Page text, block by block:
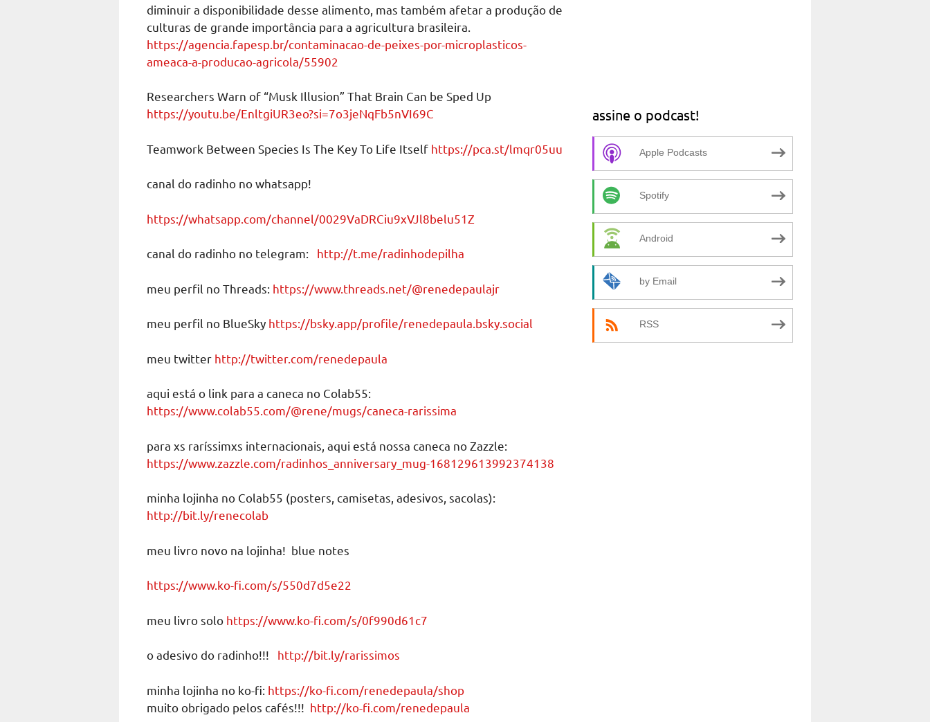
diminuir a disponibilidade desse alimento, mas também afetar a produção de
culturas de grande importância para a agricultura brasileira.
https://agencia.fapesp.br/contaminacao-de-peixes-por-microplasticos-
ameaca-a-producao-agricola/55902
Researchers Warn of “Musk Illusion” That Brain Can be Sped Up
https://youtu.be/EnltgiUR3eo?si=7o3jeNqFb5nVI69C
Teamwork Between Species Is The Key To Life Itself https://pca.st/lmqr05uu
canal do radinho no whatsapp!
https://whatsapp.com/channel/0029VaDRCiu9xVJl8belu51Z
canal do radinho no telegram: http://t.me/radinhodepilha
meu perfil no Threads: https://www.threads.net/@renedepaulajr
meu perfil no BlueSky https://bsky.app/profile/renedepaula.bsky.social
meu twitter http://twitter.com/renedepaula
aqui está o link para a caneca no Colab55:
https://www.colab55.com/@rene/mugs/caneca-rarissima
para xs raríssimxs internacionais, aqui está nossa caneca no Zazzle:
https://www.zazzle.com/radinhos_anniversary_mug-168129613992374138
minha lojinha no Colab55 (posters, camisetas, adesivos, sacolas):
http://bit.ly/renecolab
meu livro novo na lojinha! blue notes
https://www.ko-fi.com/s/550d7d5e22
meu livro solo https://www.ko-fi.com/s/0f990d61c7
o adesivo do radinho!!! http://bit.ly/rarissimos
minha lojinha no ko-fi: https://ko-fi.com/renedepaula/shop
muito obrigado pelos cafés!!! http://ko-fi.com/renedepaula
assine o podcast!
Apple Podcasts
Spotify
Android
by Email
RSS